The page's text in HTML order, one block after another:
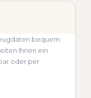
bequem
Ihnen ein
oder per